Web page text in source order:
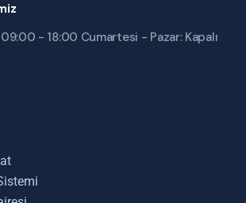
- 18:00 Cumartesi - Pazar: Kapalı